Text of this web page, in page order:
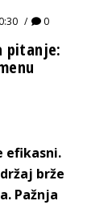
0
pitanje:
efikasni.
brže
Pažnja